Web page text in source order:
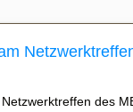
des